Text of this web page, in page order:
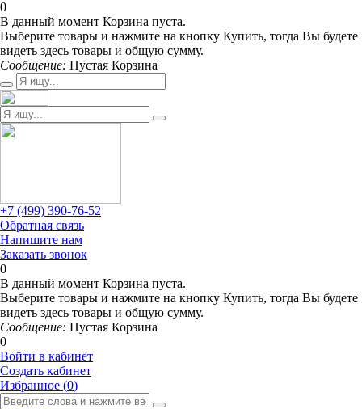
0
В данный момент Корзина пуста.
Выберите товары и нажмите на кнопку Купить, тогда Вы будете
видеть здесь товары и общую сумму.
Сообщение: Пустая Корзина
+7 (499) 390-76-52
Обратная связь
Напишите нам
Заказать звонок
0
В данный момент Корзина пуста.
Выберите товары и нажмите на кнопку Купить, тогда Вы будете
видеть здесь товары и общую сумму.
Сообщение: Пустая Корзина
0
Войти в кабинет
Создать кабинет
Избранное (0)